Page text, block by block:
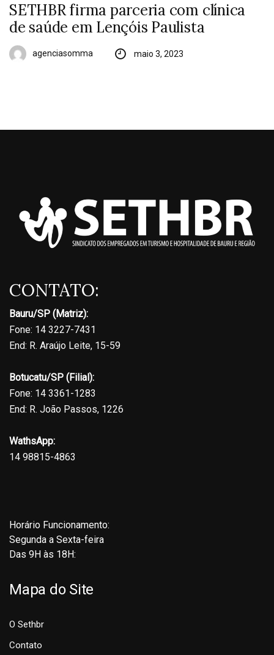
SETHBR firma parceria com clínica
de saúde em Lençóis Paulista
agenciasomma maio 3, 2023
CONTATO:
Bauru/SP (Matriz):
Fone: 14 3227-7431
End: R. Araújo Leite, 15-59
Botucatu/SP (Filial):
Fone: 14 3361-1283
End: R. João Passos, 1226
WathsApp:
14 98815-4863
Horário Funcionamento:
Segunda a Sexta-feira
Das 9H às 18H:
Mapa do Site
O Sethbr
Contato